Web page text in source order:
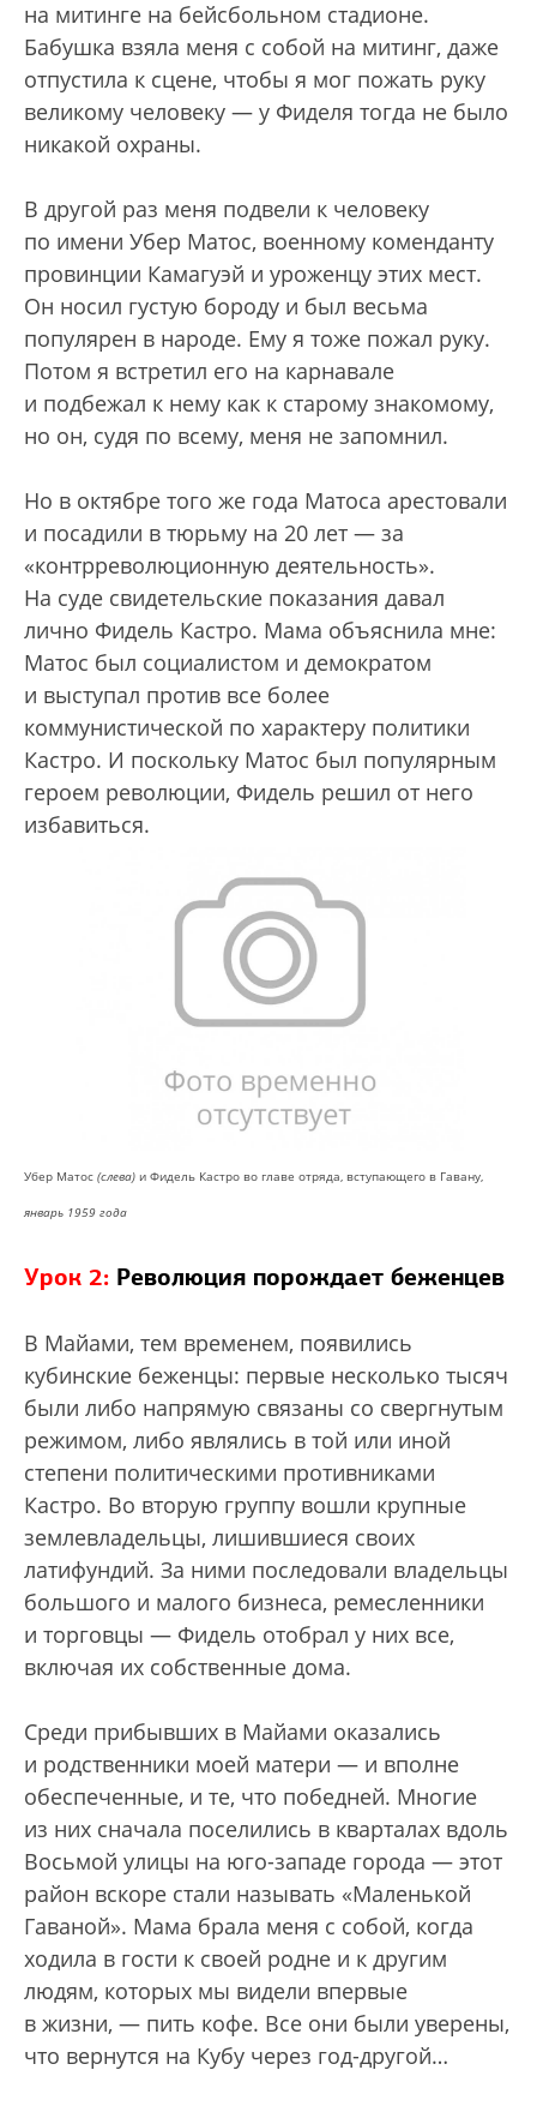
на митинге на бейсбольном стадионе.
Бабушка взяла меня с собой на митинг, даже
отпустила к сцене, чтобы я мог пожать руку
великому человеку — у Фиделя тогда не было
никакой охраны.
В другой раз меня подвели к человеку
по имени Убер Матос, военному коменданту
провинции Камагуэй и уроженцу этих мест.
Он носил густую бороду и был весьма
популярен в народе. Ему я тоже пожал руку.
Потом я встретил его на карнавале
и подбежал к нему как к старому знакомому,
но он, судя по всему, меня не запомнил.
Но в октябре того же года Матоса арестовали
и посадили в тюрьму на 20 лет — за
«контрреволюционную деятельность».
На суде свидетельские показания давал
лично Фидель Кастро. Мама объяснила мне:
Матос был социалистом и демократом
и выступал против все более
коммунистической по характеру политики
Кастро. И поскольку Матос был популярным
героем революции, Фидель решил от него
избавиться.
Убер Матос (слева) и Фидель Кастро во главе отряда, вступающего в Гавану,
январь 1959 года
Урок 2: Революция порождает беженцев
В Майами, тем временем, появились
кубинские беженцы: первые несколько тысяч
были либо напрямую связаны со свергнутым
режимом, либо являлись в той или иной
степени политическими противниками
Кастро. Во вторую группу вошли крупные
землевладельцы, лишившиеся своих
латифундий. За ними последовали владельцы
большого и малого бизнеса, ремесленники
и торговцы — Фидель отобрал у них все,
включая их собственные дома.
Среди прибывших в Майами оказались
и родственники моей матери — и вполне
обеспеченные, и те, что победней. Многие
из них сначала поселились в кварталах вдоль
Восьмой улицы на юго-западе города — этот
район вскоре стали называть «Маленькой
Гаваной». Мама брала меня с собой, когда
ходила в гости к своей родне и к другим
людям, которых мы видели впервые
в жизни, — пить кофе. Все они были уверены,
что вернутся на Кубу через год-другой…